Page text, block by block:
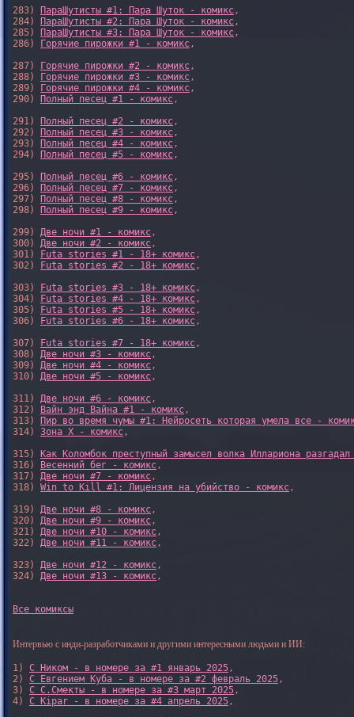
283) ПараШутисты #1: Пара Шуток - комикс,
284)
ПараШутисты #2: Пара Шуток - комикс,
285)
ПараШутисты #3: Пара Шуток - комикс,
286)
Горячие пирожки #1 - комикс,
287)
Горячие пирожки #2 - комикс,
288)
Горячие пирожки #3 - комикс,
289)
Горячие пирожки #4 - комикс,
290)
Полный песец #1 - комикс,
291)
Полный песец #2 - комикс,
292)
Полный песец #3 - комикс,
293)
Полный песец #4 - комикс,
294)
Полный песец #5 - комикс,
295)
Полный песец #6 - комикс,
296)
Полный песец #7 - комикс,
297)
Полный песец #8 - комикс,
298)
Полный песец #9 - комикс,
299) Две ночи #1 - комикс,
300) Две ночи #2 - комикс,
301)
Futa stories #1 - 18+ комикс,
302)
Futa stories #2 - 18+ комикс,
303)
Futa stories #3 - 18+ комикс,
304)
Futa stories #4 - 18+ комикс,
305)
Futa stories #5 - 18+ комикс,
306)
Futa stories #6 - 18+ комикс,
307)
Futa stories #7 - 18+ комикс,
308) Две ночи #3 - комикс,
309) Две ночи #4 - комикс,
310) Две ночи #5 - комикс,
311) Две ночи #6 - комикс,
312)
Вайн энд Вайна #1 - комикс,
313)
Пир во время чумы #1: Нейросеть которая умела все -
314) Зона X - комикс,
315)
Как Коломбок преступный замысел волка Иллариона
316)
Весенний бег - комикс,
317) Две ночи #7 - комикс,
318) Win to Kill #1: Лицензия на убийство - комикс,
319) Две ночи #8 - комикс,
320) Две ночи #9 - комикс,
321) Две ночи #10 - комикс,
322) Две ночи #11 - комикс,
323) Две ночи #12 - комикс,
324) Две ночи #13 - комикс,
Все комиксы
Интервью с инди-разработчиками и другими интересными людьми и ИИ:
1) С Ником - в номере за #1 январь 2025,
2) С Евгением Куба - в номере за #2 февраль 2025,
3) С С.Смекты - в номере за #3 март 2025,
4) С Kipar - в номере за #4 апрель 2025,